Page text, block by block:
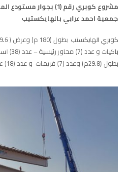
مشروع كوبري رقم (1)
جمعية احمد عرابي بالهايكستيب
بطول (29.8م) وعدد (7) فريمات و عدد (18) عمدان